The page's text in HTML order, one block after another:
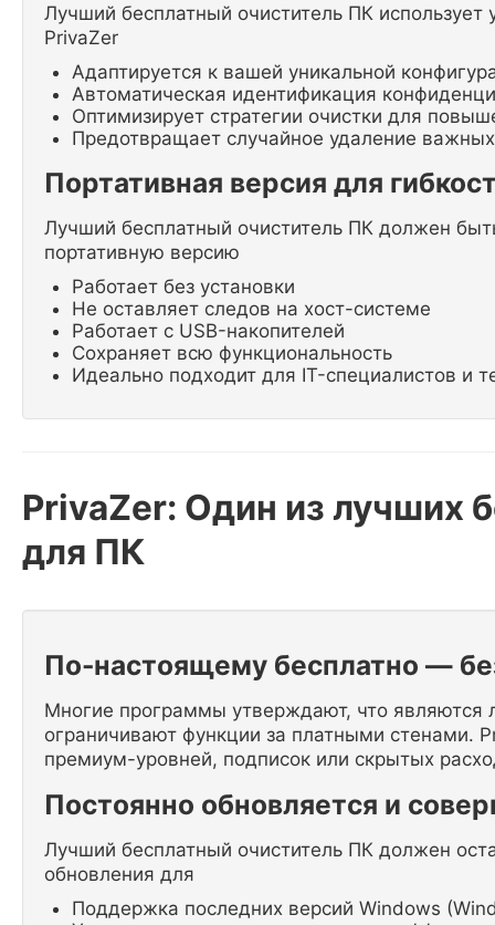
Лучший бесплатный очиститель ПК
PrivaZer
Адаптируется к вашей уникальной
Автоматическая идентификация
Оптимизирует стратегии очистки для
Предотвращает случайное удаление
Портативная версия для
Лучший бесплатный очиститель ПК должен
портативную версию
Работает без установки
Не оставляет следов на хост-системе
Работает с USB-накопителей
Сохраняет всю функциональность
Идеально подходит для IT-специалистов и
PrivaZer: Один из лучших
для ПК
По-настоящему бесплатно —
Многие программы утверждают, что
ограничивают функции за платными стенами.
премиум-уровней, подписок или скрытых
Постоянно обновляется и
Лучший бесплатный очиститель ПК должен
обновления для
Поддержка последних версий Windows